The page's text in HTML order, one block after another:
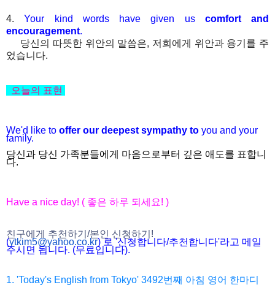
4.Your kind words have given us comfort and
encouragement.
당신의 따뜻한 위안의 말씀은, 저희에게 위안과 용기를 주
었습니다.
오늘의 표현
We'd like to offer our deepest sympathy to you and your
family.
당신과 당신 가족분들에게 마음으로부터 깊은 애도를 표합니
다.
Have a nice day! ( 좋은 하루 되세요! )
친구에게 추천하기/본인 신청하기!
(ytkim5@yahoo.co.kr) 로 '신청합니다/추천합니다'라고 메일
주시면 됩니다. (무료입니다).
1. 'Today's English from Tokyo' 3492번째 아침 영어 한마디